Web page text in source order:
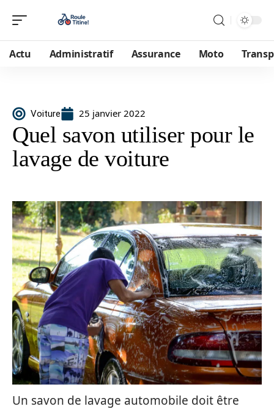
Actu Administratif Assurance Moto
Voiture 25 janvier 2022
Quel savon utiliser pour le
lavage de voiture
Un savon de lavage automobile doit être